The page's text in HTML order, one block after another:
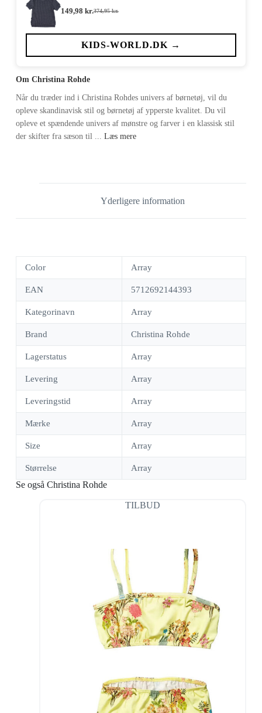
374,95kr.
Den
pris
var:
149,98 kr.Den
pris
er:
KIDS-WORLD.DK →
Om Christina Rohde
Når du træder ind i Christina Rohdes univers af børnetøj, vil du
opleve skandinavisk stil og børnetøj af ypperste kvalitet. Du vil
opleve et spændende univers af mønstre og farver i en klassisk stil
der skifter fra sæson til ... Læs mere
Yderligere information
Color Array
EAN 5712692144393
Kategorinavn Array
Brand Christina Rohde
Lagerstatus Array
Levering Array
Leveringstid Array
Mærke Array
Size Array
Størrelse Array
Se også Christina Rohde
TILBUD